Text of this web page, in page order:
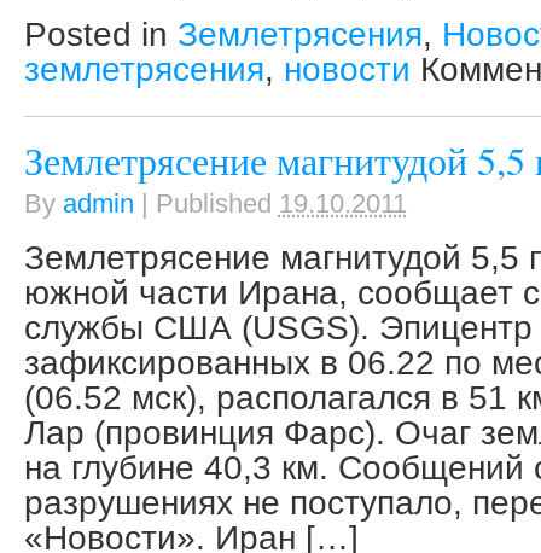
Posted in Землетрясения,
землетрясения, новости
Землетрясение магнитудой
By admin | Published 19.10.2011
Землетрясение магнитудой 5,5
южной части Ирана, сообщает
службы США (USGS). Эпицентр
зафиксированных в 06.22 по
(06.52 мск), располагался в 51
Лар (провинция Фарс). Очаг
на глубине 40,3 км. Сообщений
разрушениях не поступало,
«Новости». Иран […]